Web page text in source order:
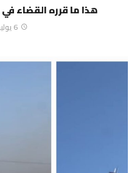
هذا ما قرره القضاء
6 يوليوز، 2026